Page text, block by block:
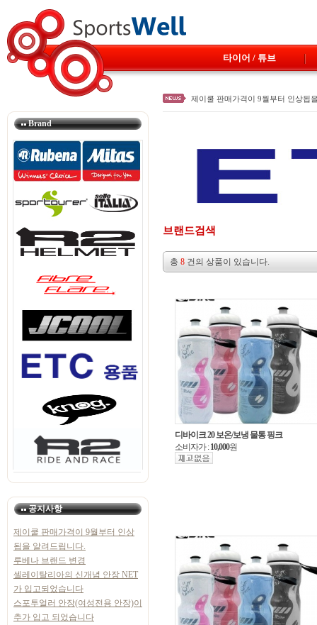
제이쿨 판매가격이 9월부터 인상됩
타이어 / 튜브
Brand
공지사항
제이쿨 판매가격이 9월부터 인상
됩을 알려드립니다.
루베나 브랜드 변경
셀레이탈리아의 신개념 안장 NET
가 입고되었습니다
스포투얼러 안장(여성전용 안장)이
추가 입고 되었습니다
브랜드검색
총 8 건의 상품이 있습니다.
디바이크 20 보온/보냉 물통 핑크
소비자가 :10,000원